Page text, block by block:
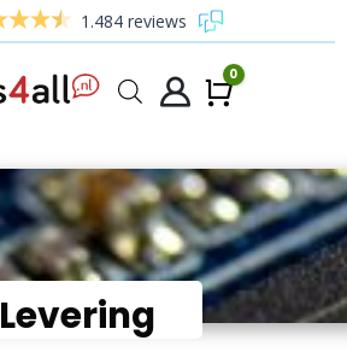
1.484 reviews
0
Levering